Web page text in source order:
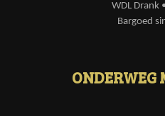
WDL Drank
Bargoed
ONDERWEG